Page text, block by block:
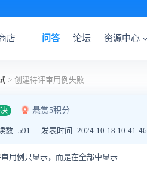
店 问答 论坛 资源中心
> 创建待评审用例失败
悬赏5积分
数 591 发表时间 2024-10-18 10:41:46
用例只显示，而是在全部中显示